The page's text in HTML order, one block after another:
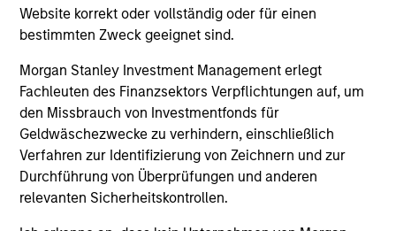
Website korrekt oder vollständig oder für einen
bestimmten Zweck geeignet sind.
Morgan Stanley Investment Management erlegt
Fachleuten des Finanzsektors Verpflichtungen auf, um
den Missbrauch von Investmentfonds für
Geldwäschezwecke zu verhindern, einschließlich
Verfahren zur Identifizierung von Zeichnern und zur
Durchführung von Überprüfungen und anderen
relevanten Sicherheitskontrollen.
und der Rücknahme von Anteilen anfallen, werden nicht
berücksichtigt. Alle Performance- und Index-Daten
stammen von Morgan Stanley Investment Management
Der Wert der Anlagen und der mit ihnen erzielten Erträge
können sowohl steigen als auch fallen. Es ist daher
möglich, dass Anleger das ursprünglich investierte Kapital
nicht in voller Höhe zurückerhalten.
Die Performance versteht sich nach Abzug der Gebühren.
Die Angaben zur Performance des laufenden Jahres sind
nicht annualisiert. Die Performance von anderen